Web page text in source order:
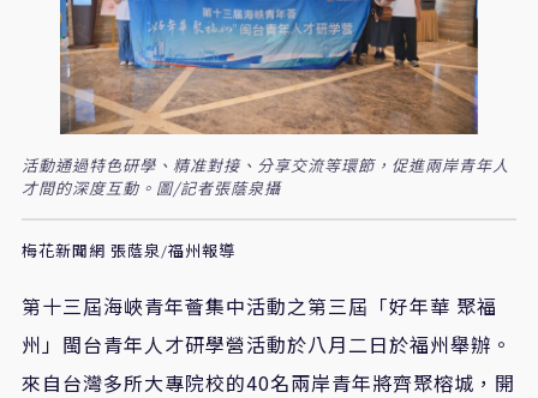
活動通過特色研學、精准對接、分享交流等環節，促進兩岸青年人
才間的深度互動。圖/記者張蔭泉攝
梅花新聞網 張蔭泉/福州報導
第十三屆海峽青年薈集中活動之第三屆「好年華 聚福
州」閩台青年人才研學營活動於八月二日於福州舉辦。
來自台灣多所大專院校的40名兩岸青年將齊聚榕城，開